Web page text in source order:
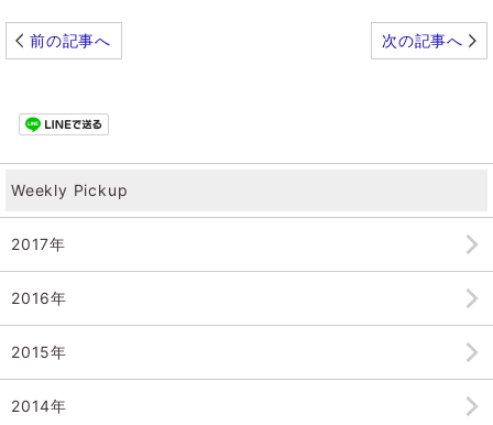
前の記事へ 次の記事へ
Weekly Pickup
2017年
2016年
2015年
2014年